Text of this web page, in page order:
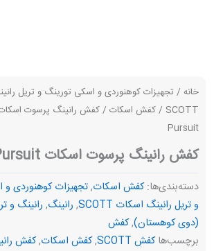
خانه / تجهیزات کوهنوردی و اسکی تورینگ و تریل
SCOTT
/کفش اسکات
Pursuit
کفش رانینگ پرسوت اسکات SCOTT Pursuit
دسته‌بندی‌ها:کفش اسکات,تجهیزات کوهنوردی
و تریل رانینگ اسکات SCOTT
, رانینگ, رانینگ و
(دوی کوهستان),کفش
برچسب‌ها کفش SCOTT ,کفش اسکات,کفش